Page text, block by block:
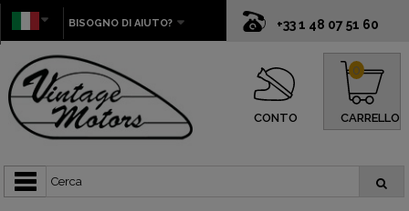
+33 1 48 07 51 60
BISOGNO DI AIUTO?
CONTO CARRELLO
0